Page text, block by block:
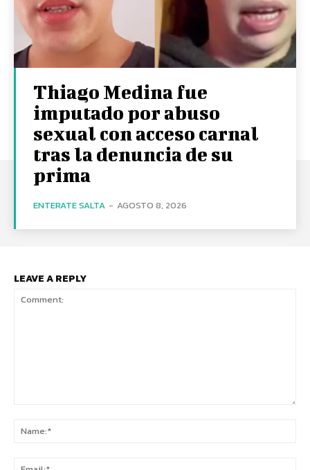
Thiago Medina fue
imputado por abuso
sexual con acceso carnal
tras la denuncia de su
prima
ENTERATE SALTA - AGOSTO 8, 2026
LEAVE A REPLY